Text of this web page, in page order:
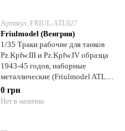
Артикул: FRIUL-ATL027
Friulmodel (Венгрия)
1/35 Траки рабочие для танков
Pz.Kpfw.III и Pz.Kpfw.IV образца
1943-45 годов, наборные
металлические (Friulmodel ATL-
027)
0 грн
Нет в наличии